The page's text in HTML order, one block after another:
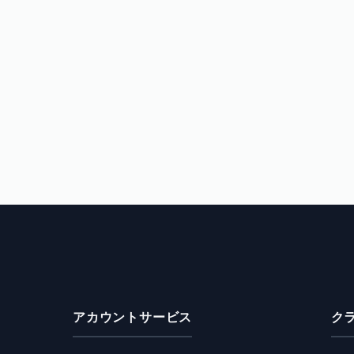
アカウントサービス ク